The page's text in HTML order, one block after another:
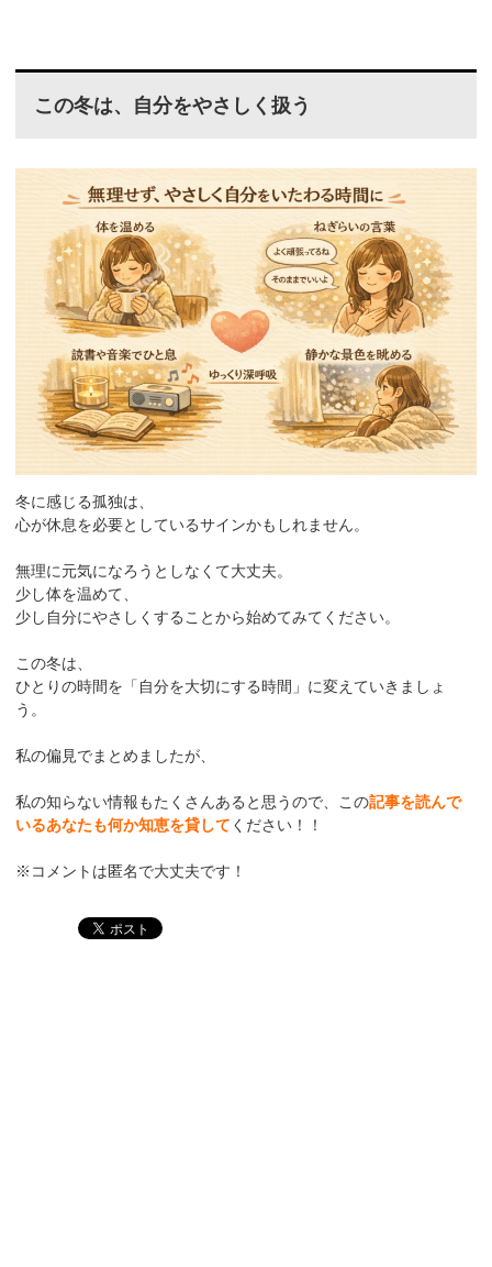
この冬は、自分をやさしく扱う
冬に感じる孤独は、
心が休息を必要としているサインかもしれません。
無理に元気になろうとしなくて大丈夫。
少し体を温めて、
少し自分にやさしくすることから始めてみてください。
この冬は、
ひとりの時間を「自分を大切にする時間」に変えていきましょ
う。
私の偏見でまとめましたが、
私の知らない情報もたくさんあると思うので、この記事を読んで
いるあなたも何か知恵を貸して ください！！
※コメントは匿名で大丈夫です！